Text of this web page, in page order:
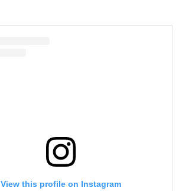
View this profile on Instagram